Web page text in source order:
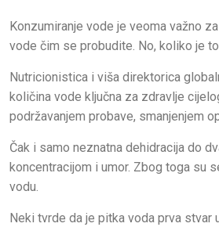
Konzumiranje vode je veoma važno
vode čim se probudite. No, koliko je
Nutricionistica i viša direktorica
količina vode ključna za zdravlje
podržavanjem probave, smanjenjem
Čak i samo neznatna dehidracija do
koncentracijom i umor. Zbog toga su
vodu.
Neki tvrde da je pitka voda prva